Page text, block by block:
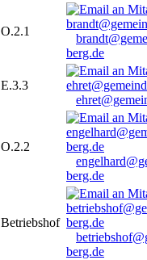
O.2.1
berg.de
E.3.3
O.2.2
berg.de
Betriebshof
berg.de